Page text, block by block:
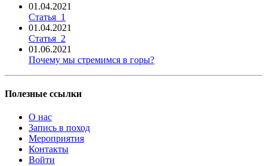
01.04.2021
Статья_1
01.04.2021
Статья_2
01.06.2021
Почему мы стремимся в горы?
Полезные ссылки
О нас
Запись в поход
Мероприятия
Контакты
Войти